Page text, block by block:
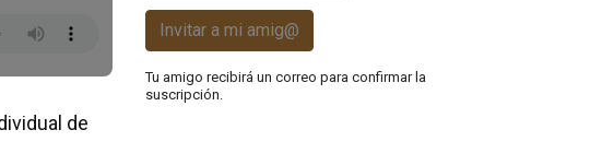
de
Invitar a mi amig@
Tu amigo recibirá un correo para confirmar la
suscripción.